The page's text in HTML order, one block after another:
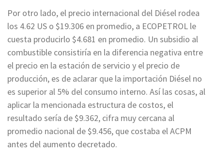
Por otro lado, el precio internacional del Diésel rodea
los 4.62 US o $19.306 en promedio, a ECOPETROL le
cuesta producirlo $4.681 en promedio. Un subsidio al
combustible consistiría en la diferencia negativa entre
el precio en la estación de servicio y el precio de
producción, es de aclarar que la importación Diésel no
es superior al 5% del consumo interno. Así las cosas, al
aplicar la mencionada estructura de costos, el
resultado sería de $9.362, cifra muy cercana al
promedio nacional de $9.456, que costaba el ACPM
antes del aumento decretado.